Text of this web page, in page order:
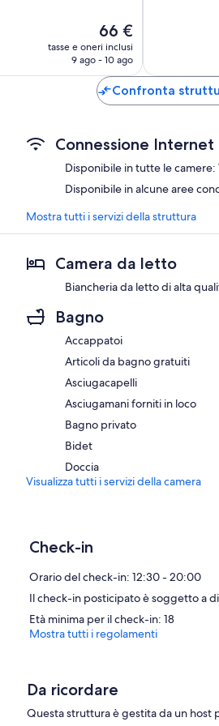
Il
prezzo
attuale
66 €
66 €
tasse e oneri inclusi
9 ago - 10 ago
Confronta
Connessione Internet
Disponibile in tutte le camere:
Disponibile in alcune aree
Mostra tutti i servizi della struttura
Camera da letto
Biancheria da letto di alta
Bagno
Accappatoi
Articoli da bagno gratuiti
Asciugacapelli
Asciugamani forniti in loco
Bagno privato
Bidet
Doccia
Visualizza tutti i servizi della camera
Check-in
Orario del check-in: 12:30 - 20:00
Il check-in posticipato è soggetto a
Età minima per il check-in: 18
Mostra tutti i regolamenti
Da ricordare
Questa struttura è gestita da un host